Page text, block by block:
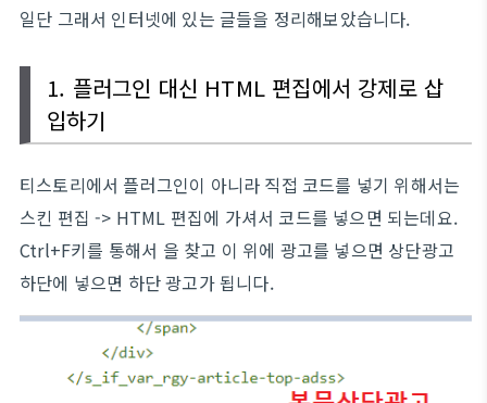
일단 그래서 인터넷에 있는 글들을 정리해보았습니다.
1. 플러그인 대신 HTML 편집에서 강제로 삽
입하기
티스토리에서 플러그인이 아니라 직접 코드를 넣기 위해서는
스킨 편집 -> HTML 편집에 가셔서 코드를 넣으면 되는데요.
Ctrl+F키를 통해서 을 찾고 이 위에 광고를 넣으면 상단광고
하단에 넣으면 하단 광고가 됩니다.